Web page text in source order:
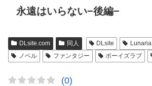
永遠はいらない−後編−
DLsite.com 同人 DLsite Lunaria
ノベル
ファンタジー ボーイズラブ
(0)